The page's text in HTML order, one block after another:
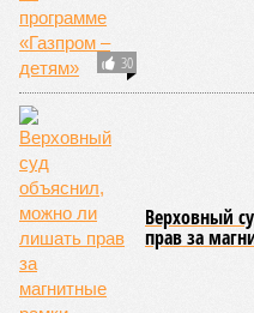
30
Верховный
прав за